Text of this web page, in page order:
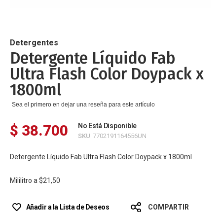
de
la
galería
imágenes
Detergentes
Detergente Líquido Fab
Ultra Flash Color Doypack x
1800ml
Sea el primero en dejar una reseña para este artículo
$ 38.700 No Está Disponible
SKU 7702191164556UN
Detergente Líquido Fab Ultra Flash Color Doypack x 1800ml
Mililitro a $21,50
Añadir a la Lista de Deseos COMPARTIR